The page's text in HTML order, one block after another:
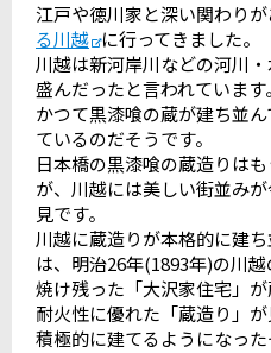
江戸や徳川家と深い関わりが
る川越 に行ってきました。
川越は新河岸川などの河川
盛んだったと言われています。
かつて黒漆喰の蔵が建ち並
ているのだそうです。
日本橋の黒漆喰の蔵造りは
が、川越には美しい街並み
見です。
川越に蔵造りが本格的に建
は、明治26年(1893年)の川越
焼け残った「大沢家住宅」
耐火性に優れた「蔵造り」
積極的に建てるようになった